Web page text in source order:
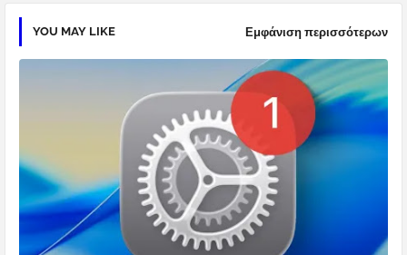
YOU MAY LIKE Εμφάνιση περισσότερων